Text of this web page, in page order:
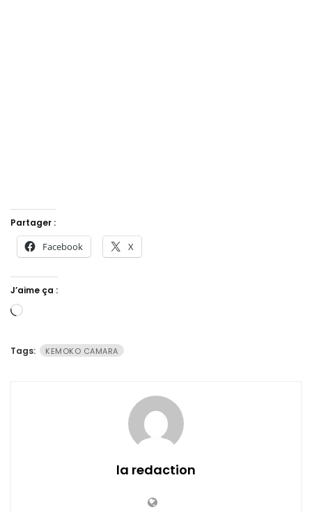
Partager :
Facebook X
J’aime ça :
Chargement…
Tags: KEMOKO CAMARA
la redaction